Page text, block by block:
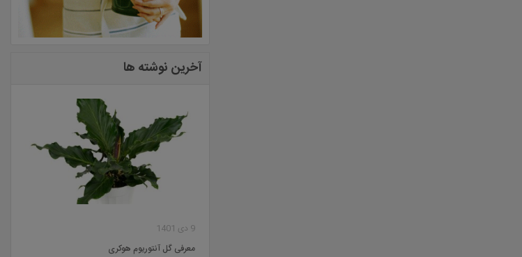
آخرین نوشته ها
9 دی 1401
معرفی گل آنتوریوم هوکری